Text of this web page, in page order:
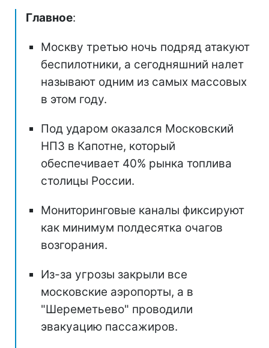
Главное:
Москву третью ночь подряд атакуют
беспилотники, а сегодняшний налет
называют одним из самых массовых
в этом году.
Под ударом оказался Московский
НПЗ в Капотне, который
обеспечивает 40% рынка топлива
столицы России.
Мониторинговые каналы фиксируют
как минимум полдесятка очагов
возгорания.
Из-за угрозы закрыли все
московские аэропорты, а в
"Шереметьево" проводили
эвакуацию пассажиров.